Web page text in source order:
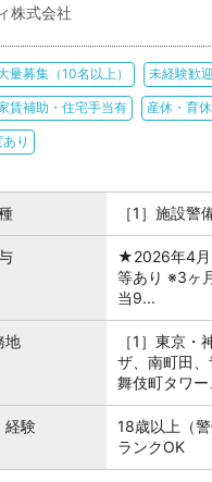
株式会社
量募集（10名以上） 未経験歓迎
賃補助・住宅手当有 産休・育
り
［1］施設
★2026年4月
等あり ※3ヶ
当9...
地
［1］東京
ザ、南町田
舞伎町タワ
経験
18歳以上（
ランクOK